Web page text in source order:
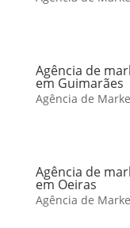
Agência de
em Guimarães
Agência de
Agência de
em Oeiras
Agência de